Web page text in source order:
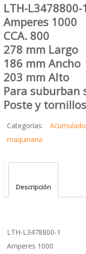
LTH-L3478800-1
Amperes 1000
CCA. 800
278 mm Largo
186 mm Ancho
203 mm Alto
Para suburban
Poste y
Categorías:
maquinaria
Descripción
LTH-L3478800-1
Amperes 1000